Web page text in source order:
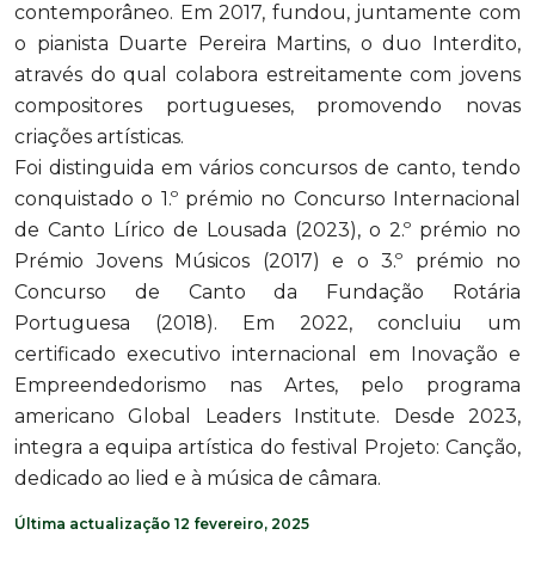
contemporâneo. Em 2017, fundou, juntamente com
o pianista Duarte Pereira Martins, o duo Interdito,
através do qual colabora estreitamente com jovens
compositores portugueses, promovendo novas
criações artísticas.
Foi distinguida em vários concursos de canto, tendo
conquistado o 1.º prémio no Concurso Internacional
de Canto Lírico de Lousada (2023), o 2.º prémio no
Prémio Jovens Músicos (2017) e o 3.º prémio no
Concurso de Canto da Fundação Rotária
Portuguesa (2018). Em 2022, concluiu um
certificado executivo internacional em Inovação e
Empreendedorismo nas Artes, pelo programa
americano Global Leaders Institute. Desde 2023,
integra a equipa artística do festival Projeto: Canção,
dedicado ao lied e à música de câmara.
Última actualização 12 fevereiro, 2025